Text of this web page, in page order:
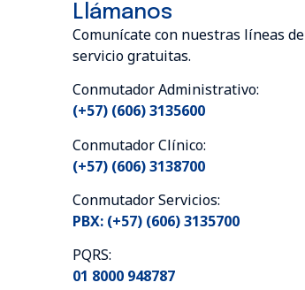
Llámanos
Comunícate con nuestras líneas de
servicio gratuitas.
Conmutador Administrativo:
(+57) (606) 3135600
Conmutador Clínico:
(+57) (606) 3138700
Conmutador Servicios:
PBX: (+57) (606) 3135700
PQRS:
01 8000 948787